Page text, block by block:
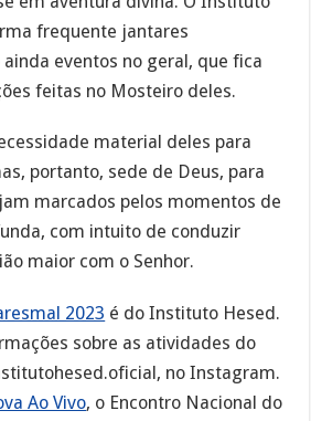
frequente jantares
eventos no geral, que fica
feitas no Mosteiro deles.
material deles para
portanto, sede de Deus, para
marcados pelos momentos de
com intuito de conduzir
maior com o Senhor.
2023 é do Instituto Hesed.
sobre as atividades do
no Instagram.
Ao Vivo, o Encontro Nacional do